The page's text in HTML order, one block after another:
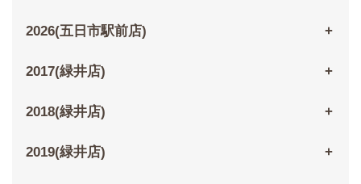
2026(五日市駅前店)
2017(緑井店)
2018(緑井店)
2019(緑井店)